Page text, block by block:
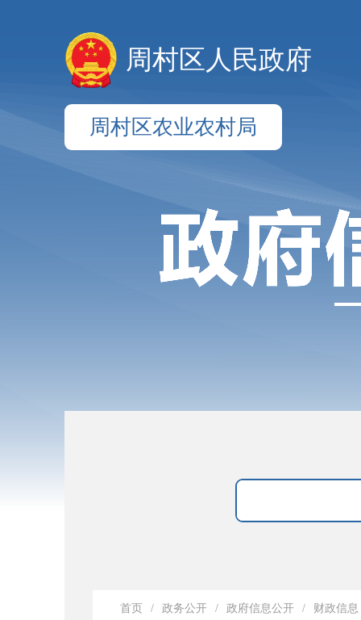
周村区人民政府
周村区农业农村局
首页 / 政务公开 / 政府信息公开 / 财政信息